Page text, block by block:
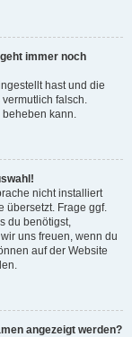
immer noch
hast und die
falsch.
beheben kann.
nicht installiert
übersetzt. Frage ggf.
du benötigst,
uns freuen, wenn du
auf der Website
angezeigt werden?